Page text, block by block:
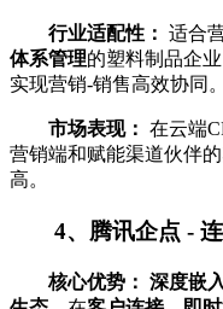
行业适配性： 适合
体系管理的塑料制品企
实现营销-销售高效协同。
市场表现： 在云端
营销端和赋能渠道伙伴
高。
4、腾讯企点 -
核心优势： 深度嵌